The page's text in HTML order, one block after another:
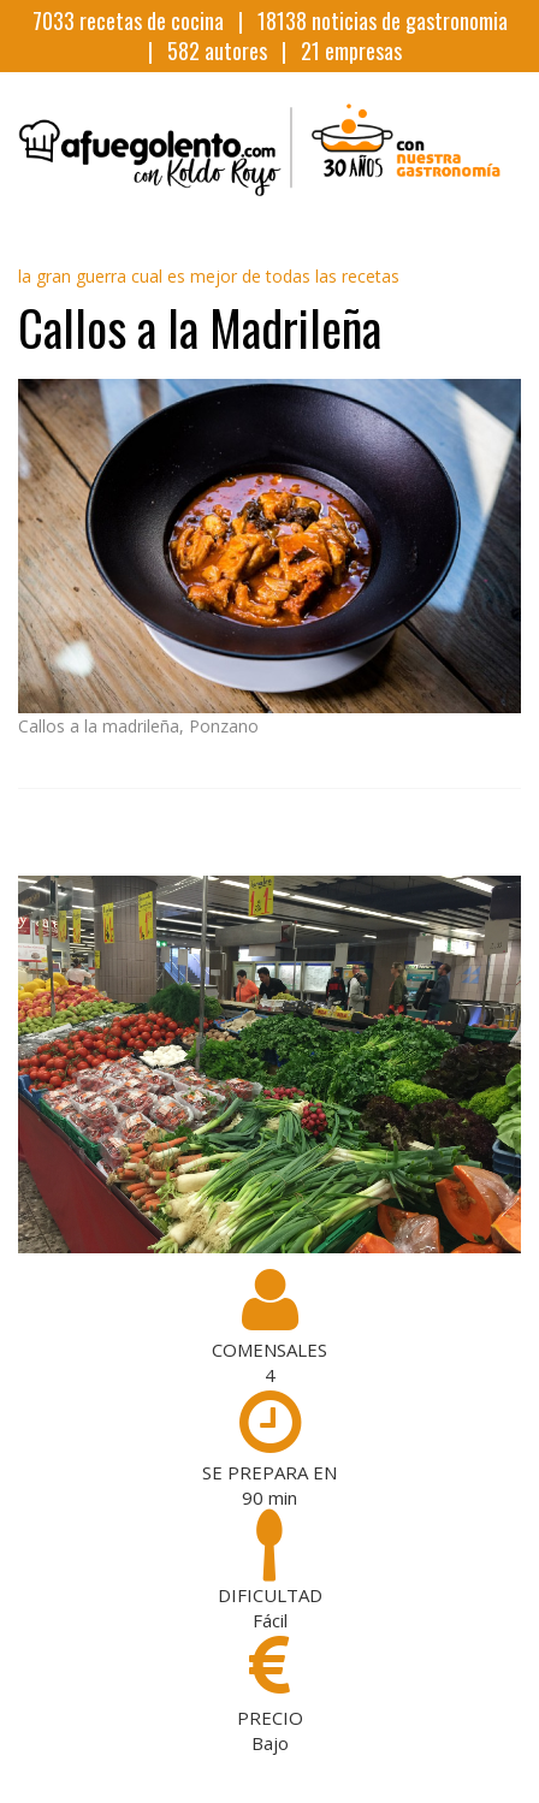
7033 recetas de cocina | 18138 noticias de gastronomia
| 582 autores | 21 empresas
la gran guerra cual es mejor de todas las recetas
Callos a la Madrileña
Callos a la madrileña, Ponzano
COMENSALES
4
SE PREPARA EN
90 min
DIFICULTAD
Fácil
PRECIO
Bajo